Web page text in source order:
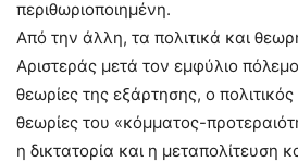
περιθωριοποιημένη.
Από την άλλη, τα πολιτικά και
Αριστεράς μετά τον εμφύλιο
θεωρίες της εξάρτησης, ο
θεωρίες του «κόμματος-
η δικτατορία και η μεταπολίτευση